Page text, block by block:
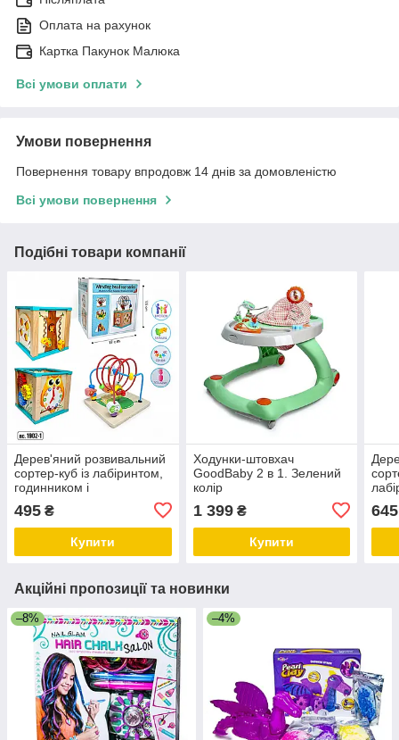
Оплата на рахунок
Картка Пакунок Малюка
Всі умови оплати
Умови повернення
Повернення товару впродовж 14 днів за домовленістю
Всі умови повернення
Подібні товари компанії
Дерев'яний розвивальний
сортер-куб із лабіринтом,
годинником і
шестереньками, код 1902-
1
495 ₴
Купити
Ходунки-штовхач
GoodBaby 2 в 1. Зелений
колір
1 399₴
Купити
2
645
Акційні пропозиції та новинки
–8% –4%